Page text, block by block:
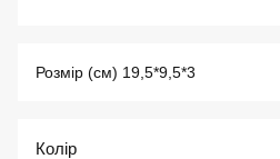
Розмір (см) 19,5*9,5*3
Колір